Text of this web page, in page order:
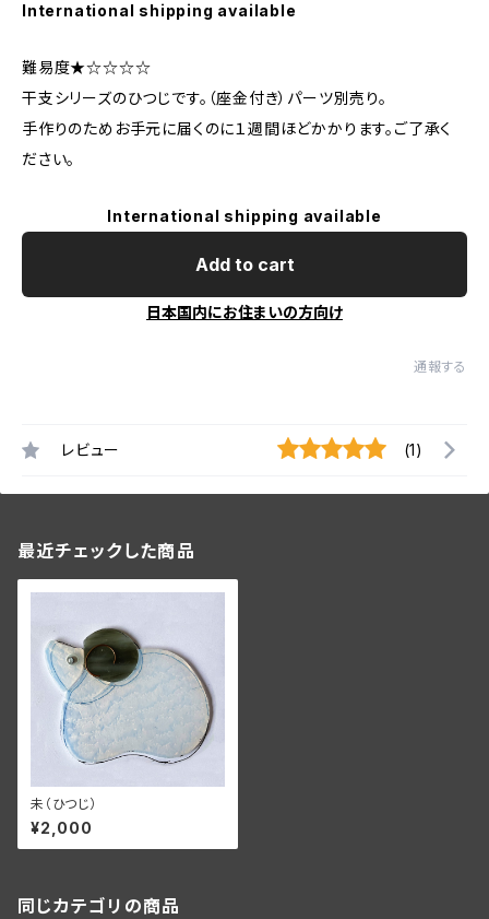
International shipping available
難易度★☆☆☆☆
干支シリーズのひつじです。（座金付き）パーツ別売り。
手作りのためお手元に届くのに１週間ほどかかります。ご了承く
ださい。
International shipping available
Add to cart
日本国内にお住まいの方向け
通報する
レビュー (1)
最近チェックした商品
未（ひつじ）
¥2,000
同じカテゴリの商品